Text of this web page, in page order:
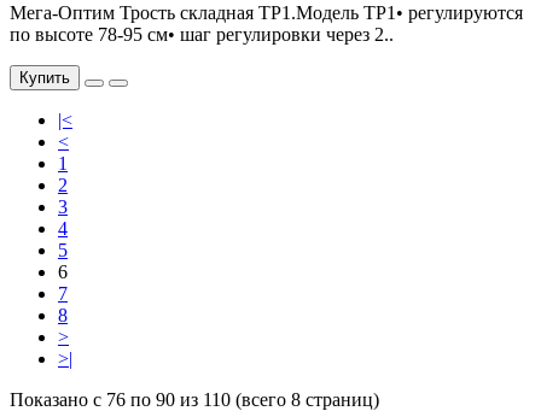
Мега-Оптим Трость складная ТР1.Модель ТР1• регулируются
по высоте 78-95 см• шаг регулировки через 2..
Купить
|<
<
1
2
3
4
5
6
7
8
>
>|
Показано с 76 по 90 из 110 (всего 8 страниц)